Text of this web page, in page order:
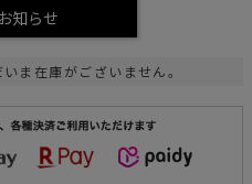
知らせ
ま在庫がございません。